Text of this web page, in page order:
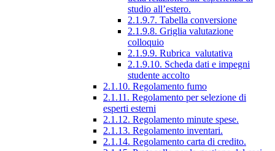
studio all’estero.
2.1.9.7. Tabella conversione
2.1.9.8. Griglia valutazione
colloquio
2.1.9.9. Rubrica_valutativa
2.1.9.10. Scheda dati e impegni
studente accolto
2.1.10. Regolamento fumo
2.1.11. Regolamento per selezione di
esperti esterni
2.1.12. Regolamento minute spese.
2.1.13. Regolamento inventari.
2.1.14. Regolamento carta di credito.